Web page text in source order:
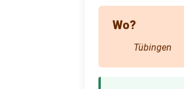
Wo?
Tübingen